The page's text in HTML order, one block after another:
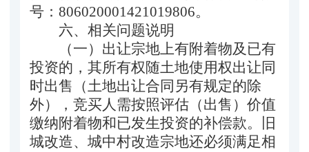
号：806020001421019806。
六、相关问题说明
（一） 出让宗地上有附着物及已有
投资的，其所有权随土地使用权出让同
时出售（土地出让合同另有规定的除
外），竞买人需按照评估（出售）价值
缴纳附着物和已发生投资的补偿款。
旧
城改造、城中村改造宗地还必须满足相